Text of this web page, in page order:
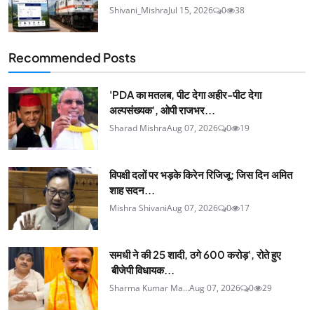
Shivani_MishraJul 15, 2026 0 38
Recommended Posts
'PDA का मतलब, पीट देगा अहीर-पीट देगा
अल्पसंख्यक', ओपी राजभर...
Sharad MishraAug 07, 2026 0 19
विपक्षी दलों पर भड़के किरेन रिजिजू: जिस दिन अमित
शाह सदन...
Mishra ShivaniAug 07, 2026 0 17
समधी ने की 25 शादी, ठगे 600 करोड़', रोते हुए
बीजेपी विधायक...
Sharma Kumar Ma...Aug 07, 2026 0 29